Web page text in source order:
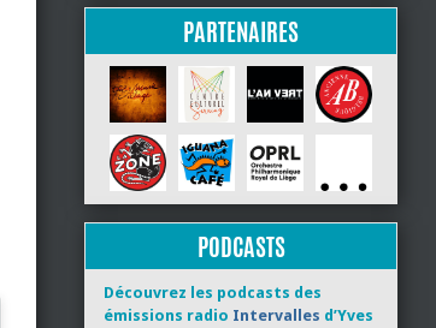
PARTENAIRES
PODCASTS
Découvrez les podcasts des
émissions radio Intervalles d’Yves